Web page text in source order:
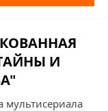
И
мультисериала